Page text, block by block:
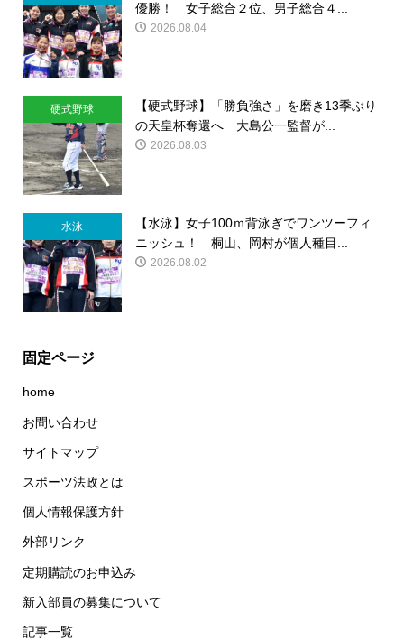
優勝！ 女子総合２位、男子総合４...
2026.08.04
硬式野球
【硬式野球】「勝負強さ」を磨き13季ぶり
の天皇杯奪還へ 大島公一監督が...
2026.08.03
水泳
【水泳】女子100ｍ背泳ぎでワンツーフィ
ニッシュ！ 桐山、岡村が個人種目...
2026.08.02
固定ページ
home
お問い合わせ
サイトマップ
スポーツ法政とは
個人情報保護方針
外部リンク
定期購読のお申込み
新入部員の募集について
記事一覧